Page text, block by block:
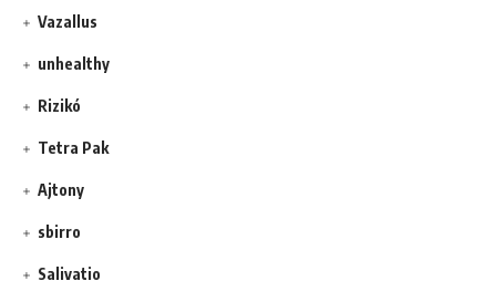
Vazallus
unhealthy
Rizikó
Tetra Pak
Ajtony
sbirro
Salivatio